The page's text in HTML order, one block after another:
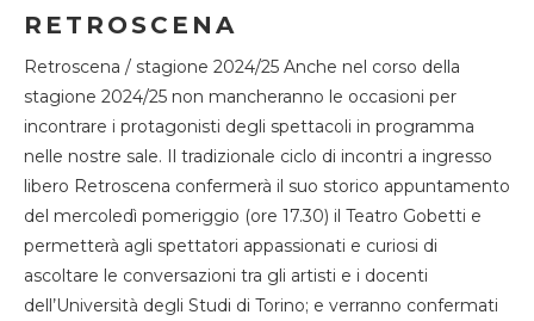
RETROSCENA
Retroscena / stagione 2024/25 Anche nel corso della
stagione 2024/25 non mancheranno le occasioni per
incontrare i protagonisti degli spettacoli in programma
nelle nostre sale. Il tradizionale ciclo di incontri a ingresso
libero Retroscena confermerà il suo storico appuntamento
del mercoledì pomeriggio (ore 17.30) il Teatro Gobetti e
permetterà agli spettatori appassionati e curiosi di
ascoltare le conversazioni tra gli artisti e i docenti
dell’Università degli Studi di Torino; e verranno confermati